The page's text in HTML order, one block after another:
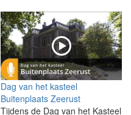
Dag van het kasteel
Buitenplaats Zeerust
Tijdens de Dag van het Kasteel